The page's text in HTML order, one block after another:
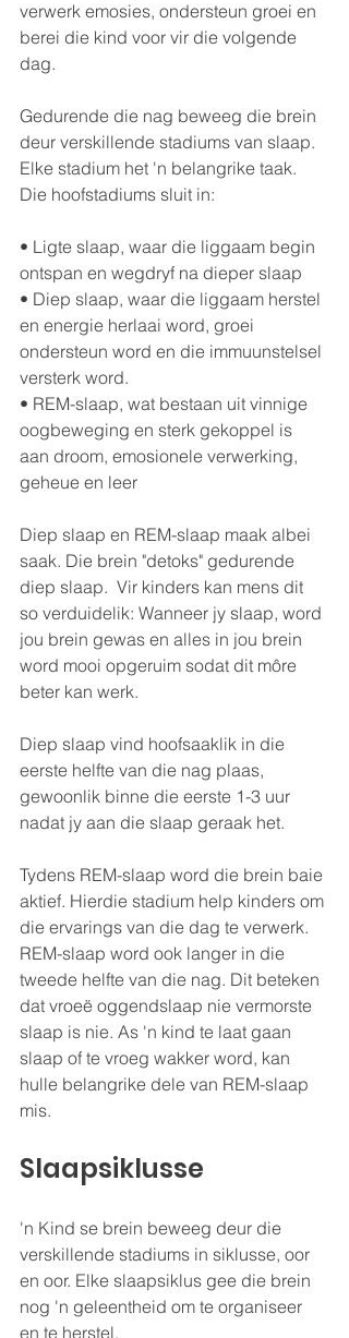
verwerk emosies, ondersteun groei en
berei die kind voor vir die volgende
dag.
Gedurende die nag beweeg die brein
deur verskillende stadiums van slaap.
Elke stadium het 'n belangrike taak.
Die hoofstadiums sluit in:
• Ligte slaap, waar die liggaam begin
ontspan en wegdryf na dieper slaap
• Diep slaap, waar die liggaam herstel
en energie herlaai word, groei
ondersteun word en die immuunstelsel
versterk word.
• REM-slaap, wat bestaan ​​uit vinnige
oogbeweging en sterk gekoppel is
aan droom, emosionele verwerking,
geheue en leer
Diep slaap en REM-slaap maak albei
saak. Die brein "detoks" gedurende
diep slaap.  Vir kinders kan mens dit
so verduidelik: Wanneer jy slaap, word
jou brein gewas en alles in jou brein
word mooi opgeruim sodat dit môre
beter kan werk.
Diep slaap vind hoofsaaklik in die
eerste helfte van die nag plaas,
gewoonlik binne die eerste 1-3 uur
nadat jy aan die slaap geraak het.
Tydens REM-slaap word die brein baie
aktief. Hierdie stadium help kinders om
die ervarings van die dag te verwerk.
REM-slaap word ook langer in die
tweede helfte van die nag. Dit beteken
dat vroeë oggendslaap nie vermorste
slaap is nie. As 'n kind te laat gaan
slaap of te vroeg wakker word, kan
hulle belangrike dele van REM-slaap
mis.
Slaapsiklusse
'n Kind se brein beweeg deur die
verskillende stadiums in siklusse, oor
en oor. Elke slaapsiklus gee die brein
nog 'n geleentheid om te organiseer
en te herstel.